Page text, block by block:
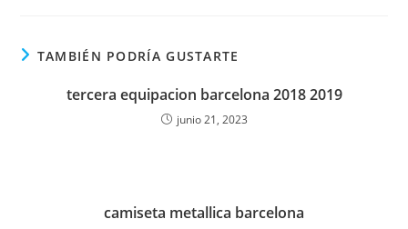
TAMBIÉN PODRÍA GUSTARTE
tercera equipacion barcelona 2018 2019
junio 21, 2023
camiseta metallica barcelona